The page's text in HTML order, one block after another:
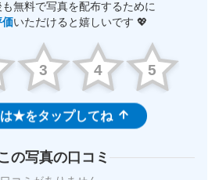
も無料で写真を配布するために
価いただけると嬉しいです 💖
3 4 5
は★をタップしてね
の写真の口コミ